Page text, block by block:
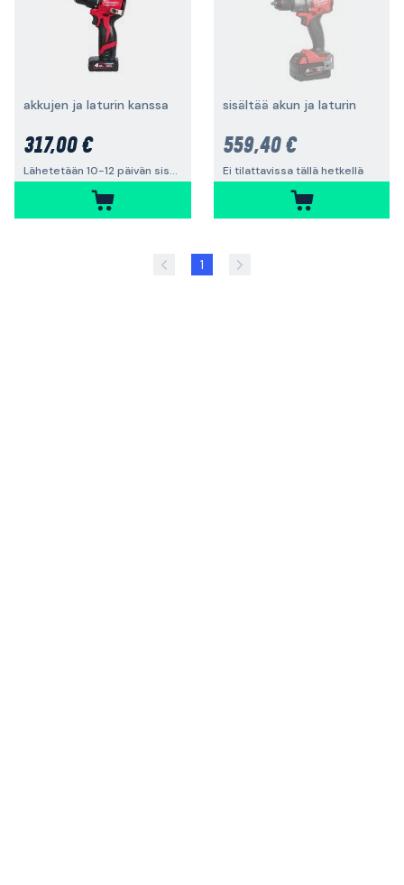
akkujen ja laturin kanssa
317,00 €
Lähetetään 10-12 päivän sisällä
sisältää akun ja laturin
559,40 €
Ei tilattavissa tällä hetkellä
1